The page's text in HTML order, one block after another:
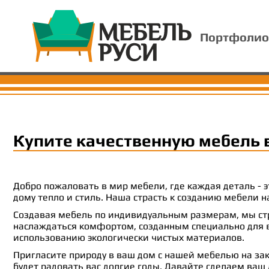
Купите качественную
Добро пожаловать в мир мебели, где каждая деталь -
дому тепло и стиль. Наша страсть к созданию
Создавая мебель по индивидуальным размерам, мы
наслаждаться комфортом, созданным специально для
использованию экологически чистых материалов.
Пригласите природу в ваш дом с нашей мебелью на
будет радовать вас долгие годы. Давайте сделаем